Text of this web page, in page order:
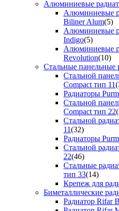
Алюминиевые
Алюминиевые
Biliner Alum(5)
Алюминиевые
Indigo(5)
Алюминиевые
Revolution(10)
Стальные панельные
Стальной
Compact тип 11
Радиаторы
Стальной
Compact тип 22
Стальной
11(32)
Радиаторы
Стальной
22(46)
Стальные
тип 33(14)
Крепеж для
Биметаллические
Радиатор Rifar